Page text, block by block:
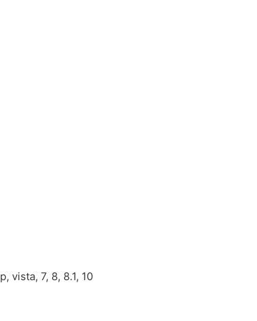
vista, 7, 8, 8.1, 10